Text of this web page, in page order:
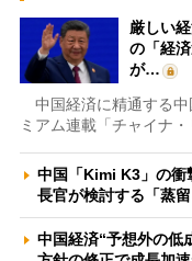
厳しい
の「経
が…
中国経済に精通する中
ミアム連載「チャイナ
中国「Kimi K3」の
長官が検討する「蒸
中国経済“予想外の